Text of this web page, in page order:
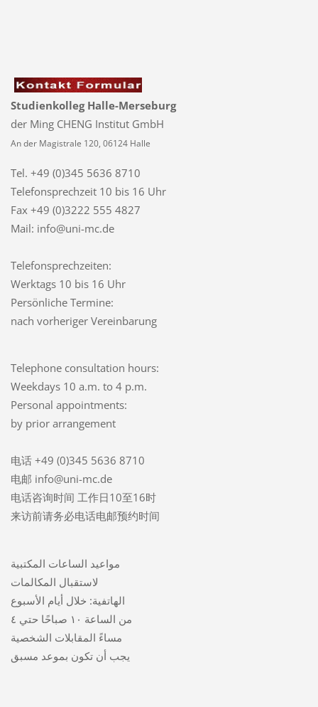
Studienkolleg Halle-Merseburg
der Ming CHENG Institut GmbH
An der Magistrale 120, 06124 Halle
Tel. +49 (0)345 5636 8710
Telefonsprechzeit 10 bis 16 Uhr
Fax +49 (0)3222 555 4827
Mail: info@uni-mc.de
Telefonsprechzeiten:
Werktags 10 bis 16 Uhr
Persönliche Termine:
nach vorheriger Vereinbarung
Telephone consultation hours:
Weekdays 10 a.m. to 4 p.m.
Personal appointments:
by prior arrangement
电话 +49 (0)345 5636 8710
电邮 info@uni-mc.de
电话咨询时间 工作日10至16时
来访前请务必电话电邮预约时间
مواعيد الساعات المكتبية
لاستقبال المكالمات
الهاتفية: خلال أيام الأسبوع
من الساعة ١٠ صباحًا حتي ٤
مساءً المقابلات الشخصية
يجب أن تكون بموعد مسبق